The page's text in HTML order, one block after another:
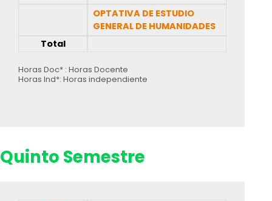
OPTATIVA DE ESTUDIO
GENERAL DE HUMANIDADES
Total
Horas Doc* : Horas Docente
Horas Ind*: Horas independiente
Quinto Semestre